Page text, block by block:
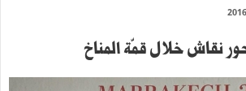
نقاش خلال قمّة المناخ